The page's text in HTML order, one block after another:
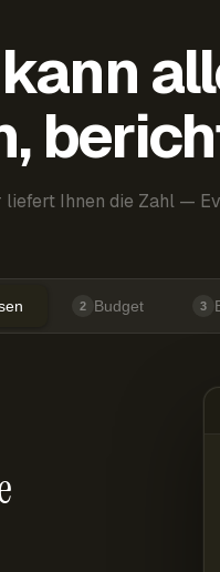
liefert Ihnen die Zahl —
2 Budget 3